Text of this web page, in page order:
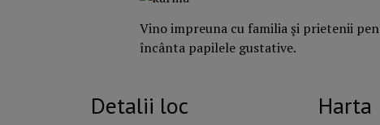
Vino impreuna cu familia și prietenii
încânta papilele gustative.
Detalii loc Harta